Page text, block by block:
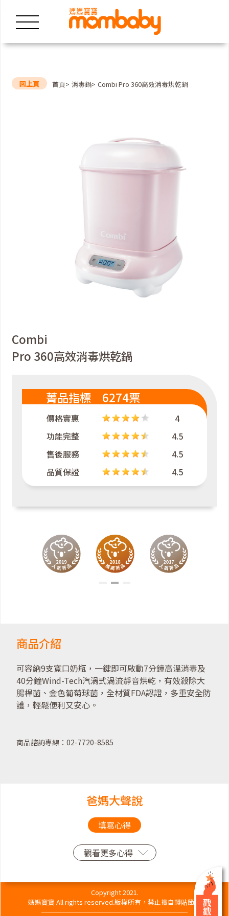
回上頁 首頁 消毒鍋 Combi Pro 360高效消毒烘乾鍋
Combi
Pro 360高效消毒烘乾鍋
菁品指標 6274票
價格實惠
4
功能完整
4.5
售後服務
4.5
品質保證
4.5
商品介紹
可容納9支寬口奶瓶，一鍵即可啟動7分鐘高溫消毒及
40分鐘Wind-Tech汽渦式渦流靜音烘乾，有效殺除大
腸桿菌、金色葡萄球菌，全材質FDA認證，多重安全防
護，輕鬆便利又安心。
商品諮詢專線：02-7720-8585
爸媽大聲說
填寫心得
觀看更多心得
Copyright 2021.
媽媽寶寶 All rights reserved.版權所有，禁止擅自轉貼節錄